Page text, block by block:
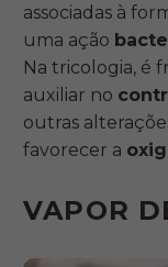
associadas à
uma ação
Na tricologia, é
auxiliar no
outras
favorecer a
VAPOR